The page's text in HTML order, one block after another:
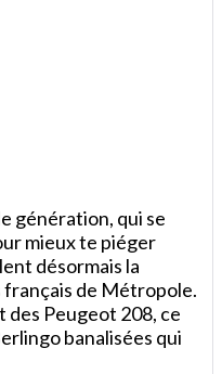
génération, qui se
mieux te piéger
désormais la
de Métropole.
des Peugeot 208, ce
banalisées qui